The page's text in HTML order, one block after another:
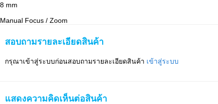
8 mm
Manual Focus / Zoom
สอบถามรายละเอียดสินค้า
กรุณาเข้าสู่ระบบก่อนสอบถามรายละเอียดสินค้า เข้าสู่ระบบ
แสดงความคิดเห็นต่อสินค้า